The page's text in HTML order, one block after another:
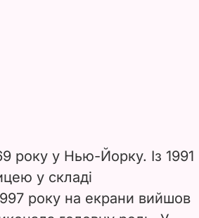
року у Нью-Йорку. Із 1991
у складі
року на екрани вийшов